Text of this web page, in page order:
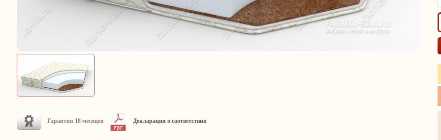
Гарантия 18 месяцев Декларация о соответствии